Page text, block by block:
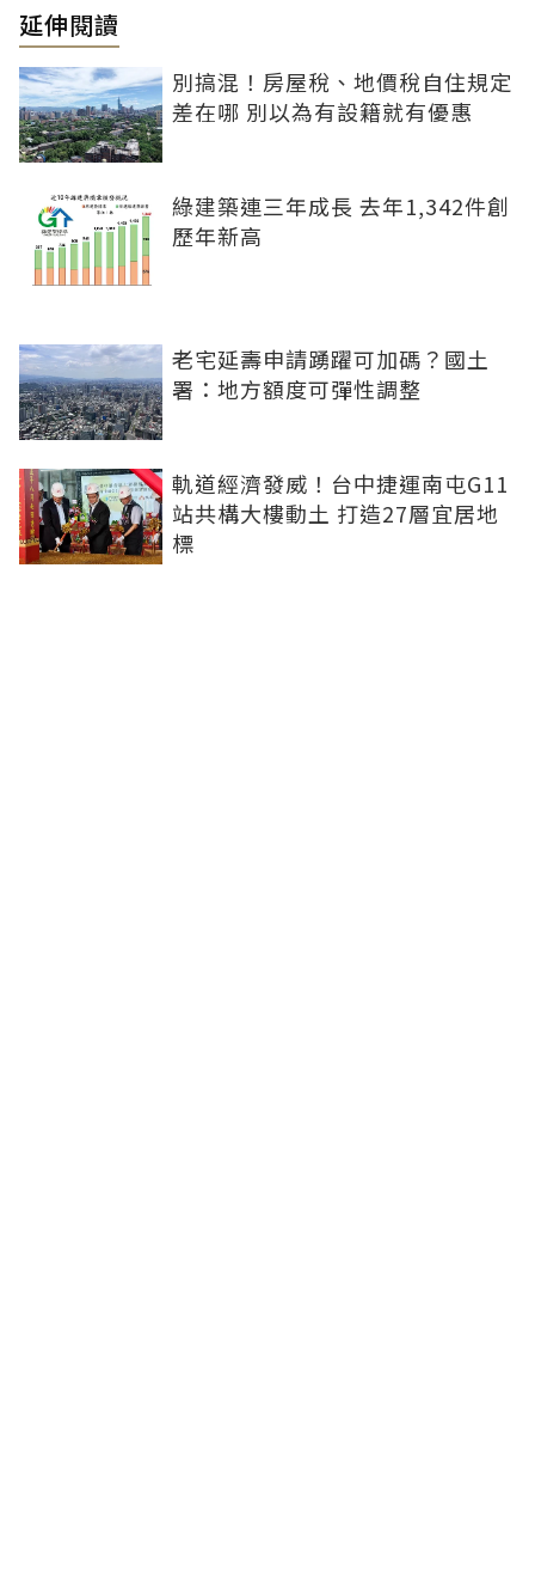
延伸閱讀
別搞混！房屋稅、地價稅自住規定
差在哪 別以為有設籍就有優惠
綠建築連三年成長 去年1,342件創
歷年新高
老宅延壽申請踴躍可加碼？國土
署：地方額度可彈性調整
軌道經濟發威！台中捷運南屯G11
站共構大樓動土 打造27層宜居地
標